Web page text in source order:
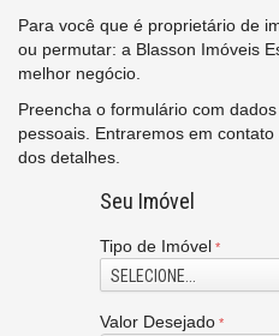
Para você que é proprietário de
ou permutar: a Blasson Imóveis
melhor negócio.
Preencha o formulário com
pessoais. Entraremos em
dos detalhes.
Seu Imóvel
Tipo de Imóvel
SELECIONE...
Valor Desejado